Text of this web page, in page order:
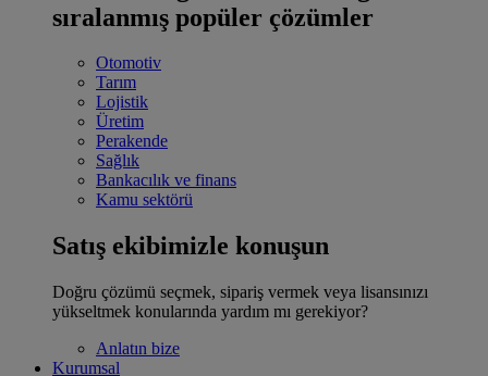
sıralanmış popüler çözümler
Otomotiv
Tarım
Lojistik
Üretim
Perakende
Sağlık
Bankacılık ve finans
Kamu sektörü
Satış ekibimizle konuşun
Doğru çözümü seçmek, sipariş vermek veya lisansınızı
yükseltmek konularında yardım mı gerekiyor?
Anlatın bize
Kurumsal